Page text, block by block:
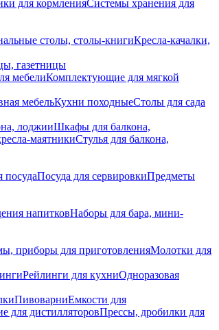
для кормленияСистемы хранения для
столы, столы-книгиКресла-качалки,
газетницы
мебелиКомплектующие для мягкой
мебельКухни походныеСтолы для сада
лоджииШкафы для балкона,
маятникиСтулья для балкона,
посудаПосуда для сервировкиПредметы
напитковНаборы для бара, мини-
приборы для приготовленияМолотки для
Рейлинги для кухниОдноразовая
ПивоварниЕмкости для
для дистилляторовПрессы, дробилки для